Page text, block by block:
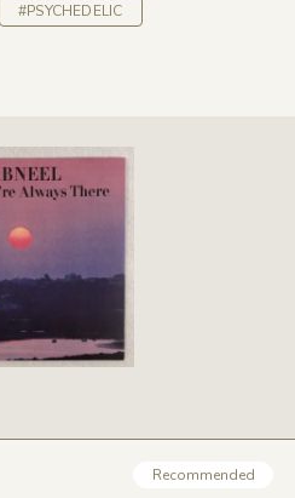
#PSYCHEDELIC
Recommended